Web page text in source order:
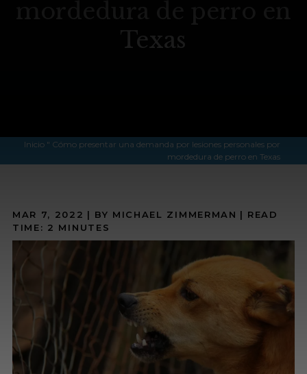
Texas
Inicio" Cómo presentar una demanda por lesiones personales por
mordedura de perro en Texas
MAR 7, 2022 | BY MICHAEL ZIMMERMAN | READ
TIME: 2 MINUTES